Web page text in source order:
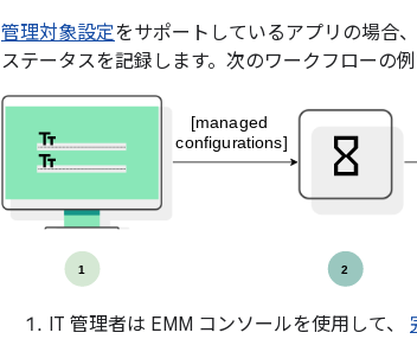
管理対象設定をサポートしているアプリの場合
ステータスを記録します。次のワークフローの例
IT 管理者は EMM コンソールを使用して、